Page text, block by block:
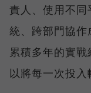
責人、使用不
統、跨部門協作
累積多年的實
以將每一次投入